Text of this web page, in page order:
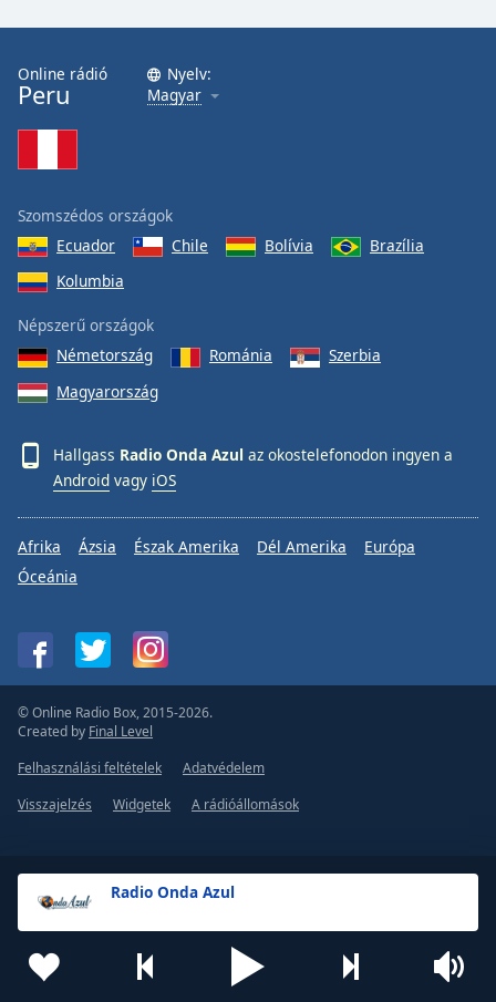
Radio Onda Azul
Online rádió
Peru
Nyelv:
Magyar
Szomszédos országok
Ecuador
Chile Bolívia
Brazília
Kolumbia
Népszerű országok
Németország
Románia
Szerbia
Magyarország
Hallgass Radio Onda Azul az okostelefonodon ingyen a
Android vagy iOS
Afrika Ázsia Észak Amerika Dél Amerika
Európa
Óceánia
© Online Radio Box, 2015-2026.
Created by Final Level
Felhasználási feltételek
Adatvédelem
Visszajelzés
Widgetek A rádióállomások